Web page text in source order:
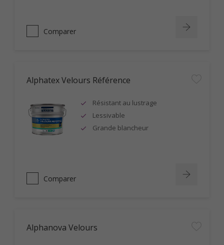
Comparer
Alphatex Velours Référence
Résistant au lustrage
Lessivable
Grande blancheur
Comparer
Alphanova Velours